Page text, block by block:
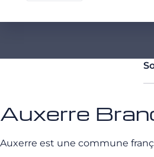
Auxerre
Auxerre est une commune